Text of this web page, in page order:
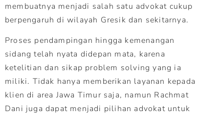
membuatnya menjadi salah satu advokat cukup
berpengaruh di wilayah Gresik dan sekitarnya.
Proses pendampingan hingga kemenangan
sidang telah nyata didepan mata, karena
ketelitian dan sikap problem solving yang ia
miliki. Tidak hanya memberikan layanan kepada
klien di area Jawa Timur saja, namun Rachmat
Dani juga dapat menjadi pilihan advokat untuk